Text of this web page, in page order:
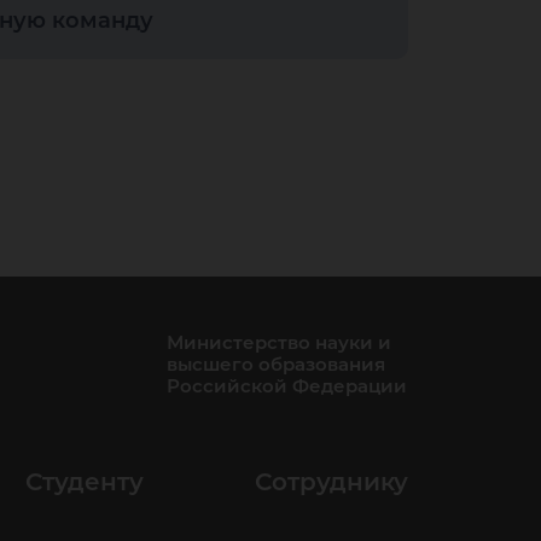
команду
Министерство науки и
высшего образования
Российской Федерации
Студенту Сотруднику